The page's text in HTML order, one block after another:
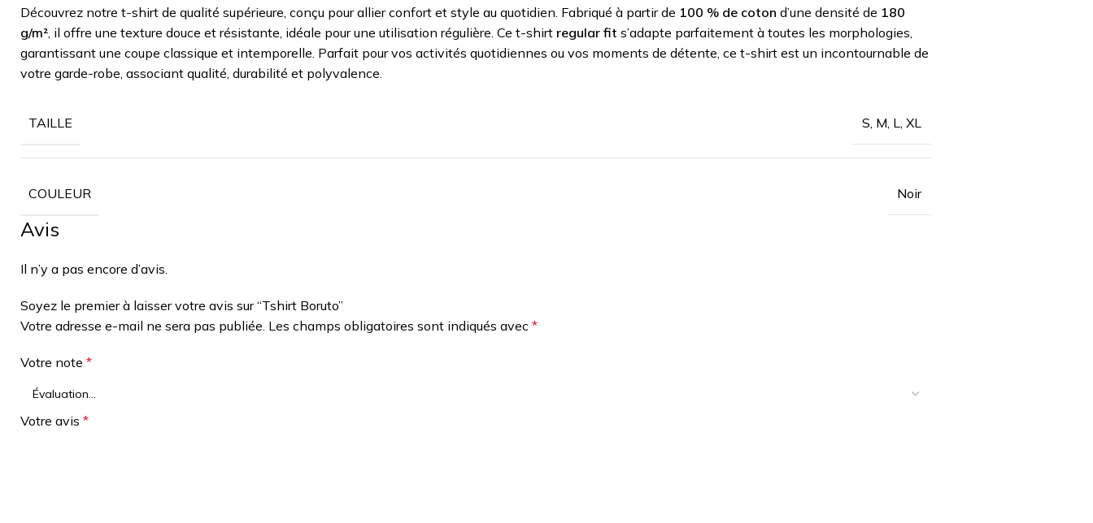
Découvrez notre t-shirt de qualité supérieure, conçu pour allier confort et style au quotidien. Fabriqué à partir de 100 % de coton d’une densité de 180
g/m², il offre une texture douce et résistante, idéale pour une utilisation régulière. Ce t-shirt regular fit s’adapte parfaitement à toutes les morphologies,
garantissant une coupe classique et intemporelle. Parfait pour vos activités quotidiennes ou vos moments de détente, ce t-shirt est un incontournable de
votre garde-robe, associant qualité, durabilité et polyvalence.
TAILLE S, M, L, XL
COULEUR Noir
Avis
Il n’y a pas encore d’avis.
Soyez le premier à laisser votre avis sur “Tshirt Boruto”
Votre adresse e-mail ne sera pas publiée. Les champs obligatoires sont indiqués avec *
Votre note *
Votre avis *